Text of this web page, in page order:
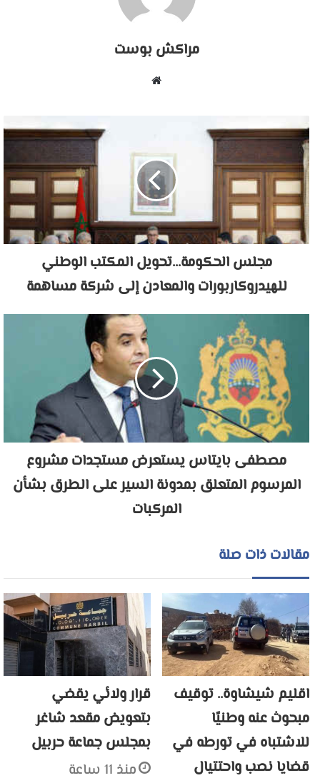
مراكش بوست
مجلس الحكومة...تحويل المكتب الوطني
للهيدروكاربورات والمعادن إلى شركة مساهمة
مصطفى بايتاس يستعرض مستجدات مشروع
المرسوم المتعلق بمدونة السير على الطرق بشأن
المركبات
مقالات ذات صلة
اقليم شيشاوة.. توقيف
مبحوث عنه وطنيًا
للاشتباه في تورطه في
قضايا نصب واحتتيال
قرار ولائي يقضي
بتعويض مقعد شاغر
بمجلس جماعة حربيل
منذ 11 ساعة